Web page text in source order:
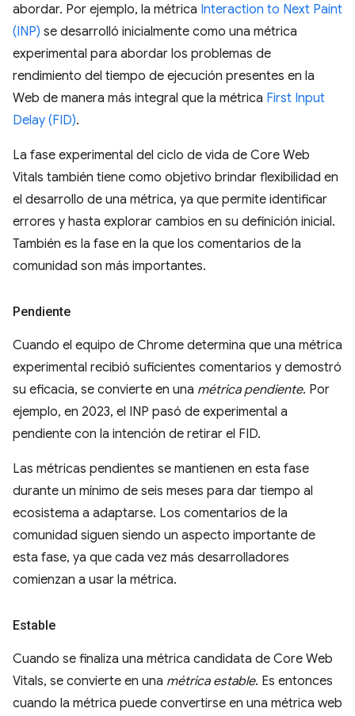
abordar. Por ejemplo, la métrica Interaction to Next Paint
(INP) se desarrolló inicialmente como una métrica
experimental para abordar los problemas de
rendimiento del tiempo de ejecución presentes en la
Web de manera más integral que la métrica First Input
Delay (FID).
La fase experimental del ciclo de vida de Core Web
Vitals también tiene como objetivo brindar flexibilidad en
el desarrollo de una métrica, ya que permite identificar
errores y hasta explorar cambios en su definición inicial.
También es la fase en la que los comentarios de la
comunidad son más importantes.
Pendiente
Cuando el equipo de Chrome determina que una métrica
experimental recibió suficientes comentarios y demostró
su eficacia, se convierte en una métrica pendiente. Por
ejemplo, en 2023, el INP pasó de experimental a
pendiente con la intención de retirar el FID.
Las métricas pendientes se mantienen en esta fase
durante un mínimo de seis meses para dar tiempo al
ecosistema a adaptarse. Los comentarios de la
comunidad siguen siendo un aspecto importante de
esta fase, ya que cada vez más desarrolladores
comienzan a usar la métrica.
Estable
Cuando se finaliza una métrica candidata de Core Web
Vitals, se convierte en una métrica estable. Es entonces
cuando la métrica puede convertirse en una métrica web